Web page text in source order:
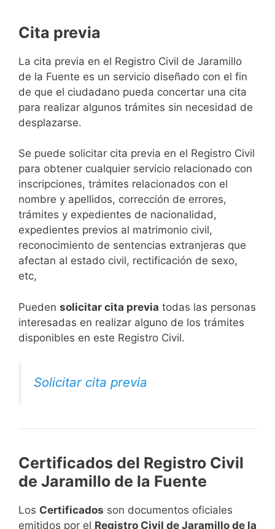
Cita previa
​​​​​​​​​​​​​​​​​​​​​​​​​​​​La cita previa en el Registro Civil de Jaramillo
de la Fuente es un servicio diseñado con el fin
de que el ciudadano pueda concertar una cita
para realizar algunos trámites sin necesidad de
desplazarse.​
Se puede solicitar cita previa en el Registro Civil
para obtener cualquier servicio relacionado con
inscripciones, trámites relacionados con el
nombre y apellidos, corrección de errores,
trámites y expedientes de nacionalidad,
expedientes previos al matrimonio civil,
reconocimiento de sentencias extranjeras que
afectan al estado civil, rectificación de sexo,
etc,
​Pueden solicitar cita previa todas las personas
interesadas en realizar alguno de los trámites
disponibles en este Registro Civil.​
Solicitar cita previa
Certificados del Registro Civil
de Jaramillo de la Fuente
Los Certificados son documentos oficiales
emitidos por el Registro Civil de Jaramillo de la